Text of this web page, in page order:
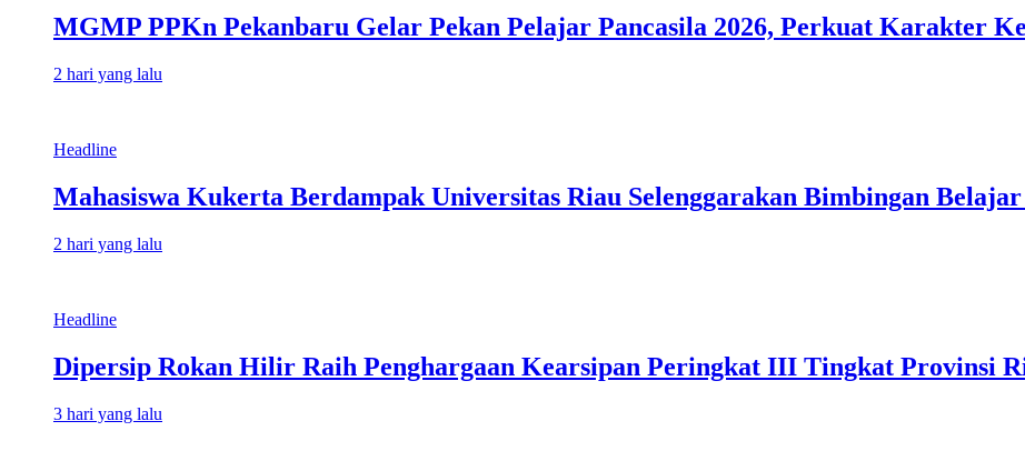
MGMP PPKn Pekanbaru Gelar Pekan Pelajar Pancasila 2026, Perkuat Karakter
2 hari yang lalu
Headline
Mahasiswa Kukerta Berdampak Universitas Riau Selenggarakan Bimbingan
2 hari yang lalu
Headline
Dipersip Rokan Hilir Raih Penghargaan Kearsipan Peringkat III Tingkat Provinsi
3 hari yang lalu